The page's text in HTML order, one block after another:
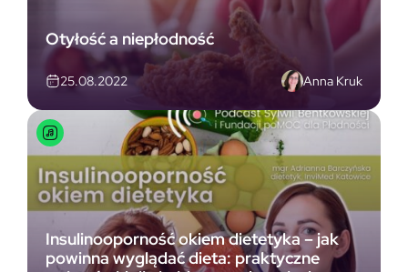
Otyłość a niepłodność
25.08.2022 Anna Kruk
Insulinooporność okiem dietetyka – jak
powinna wyglądać dieta: praktyczne